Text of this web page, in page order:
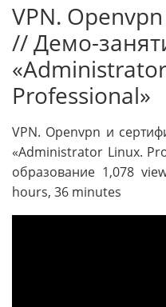
VPN.
// Демо-
Professional»
VPN. Openvpn и
«Administrator Linux.
образование 1,078
hours, 36 minutes